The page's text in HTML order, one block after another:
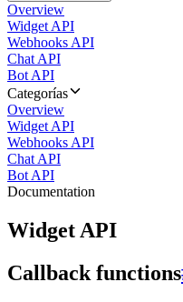
Overview
Widget API
Webhooks API
Chat API
Bot API
Categorías
Overview
Widget API
Webhooks API
Chat API
Bot API
Documentation
Widget API
Callback functions